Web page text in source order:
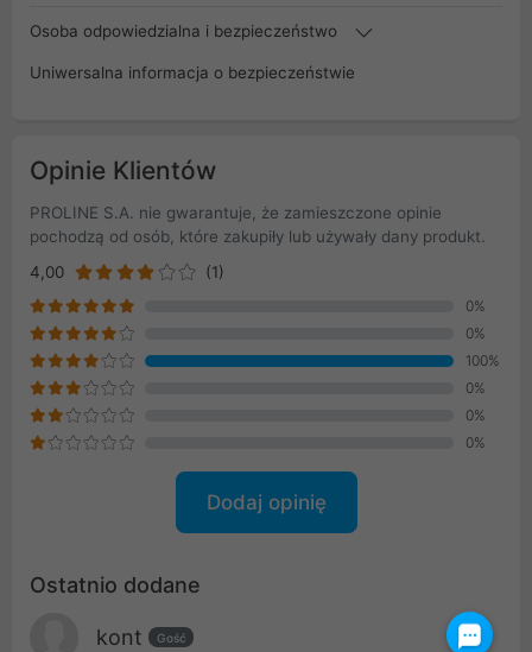
Osoba odpowiedzialna i bezpieczeństwo
Uniwersalna informacja o bezpieczeństwie
Opinie Klientów
PROLINE S.A. nie gwarantuje, że zamieszczone opinie
pochodzą od osób, które zakupiły lub używały dany produkt.
4,00
(1)
0%
0%
100%
0%
0%
0%
Dodaj opinię
Ostatnio dodane
kont Gość